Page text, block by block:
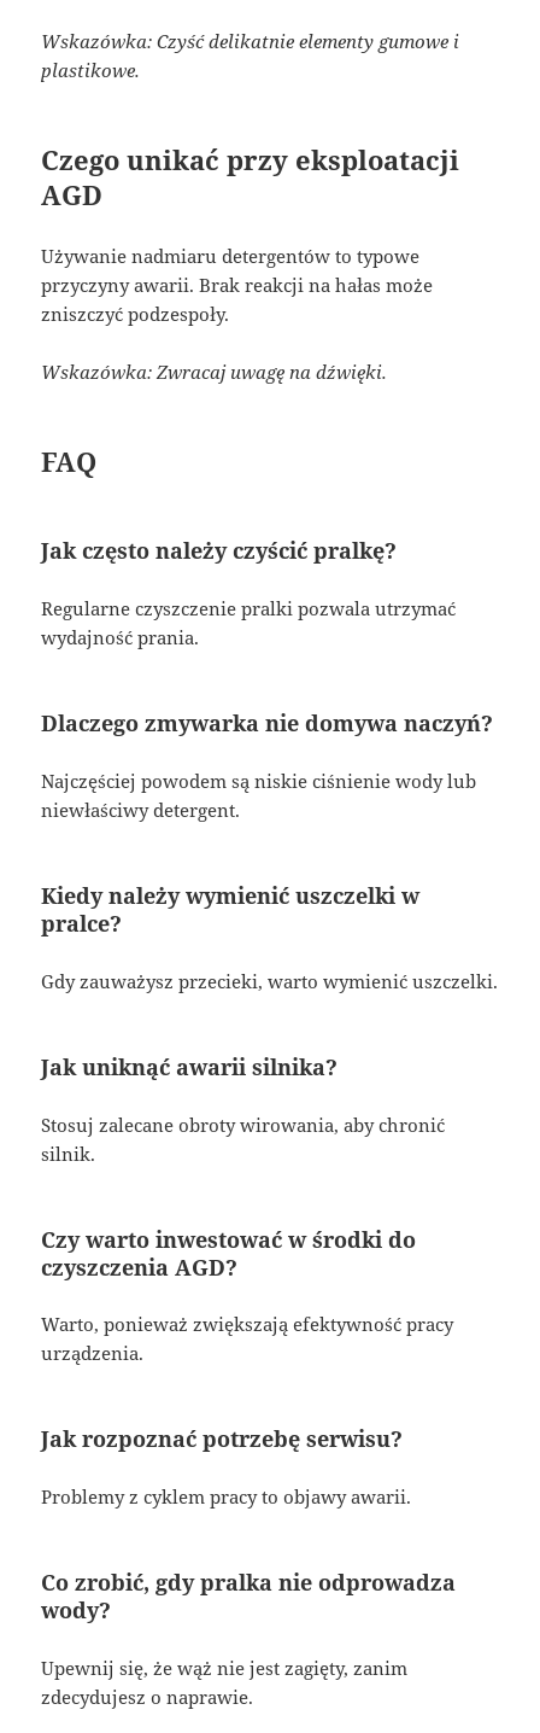
Wskazówka: Czyść delikatnie elementy gumowe i
plastikowe.
Czego unikać przy eksploatacji
AGD
Używanie nadmiaru detergentów to typowe
przyczyny awarii. Brak reakcji na hałas może
zniszczyć podzespoły.
Wskazówka: Zwracaj uwagę na dźwięki.
FAQ
Jak często należy czyścić pralkę?
Regularne czyszczenie pralki pozwala utrzymać
wydajność prania.
Dlaczego zmywarka nie domywa naczyń?
Najczęściej powodem są niskie ciśnienie wody lub
niewłaściwy detergent.
Kiedy należy wymienić uszczelki w
pralce?
Gdy zauważysz przecieki, warto wymienić uszczelki.
Jak uniknąć awarii silnika?
Stosuj zalecane obroty wirowania, aby chronić
silnik.
Czy warto inwestować w środki do
czyszczenia AGD?
Warto, ponieważ zwiększają efektywność pracy
urządzenia.
Jak rozpoznać potrzebę serwisu?
Problemy z cyklem pracy to objawy awarii.
Co zrobić, gdy pralka nie odprowadza
wody?
Upewnij się, że wąż nie jest zagięty, zanim
zdecydujesz o naprawie.